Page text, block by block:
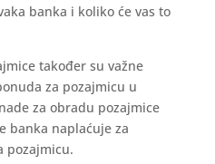
banka i koliko će vas to
također su važne
za pozajmicu u
za obradu pozajmice
banka naplaćuje za
pozajmicu.